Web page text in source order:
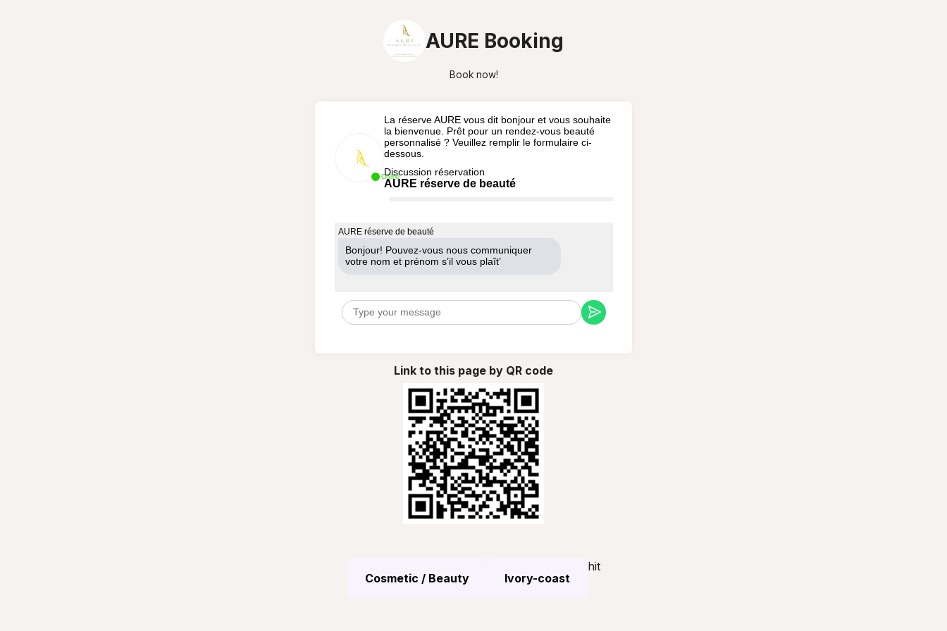
AURE Booking
Book now!
Online
La réserve AURE vous dit bonjour et vous souhaite
la bienvenue. Prêt pour un rendez-vous beauté
personnalisé ? Veuillez remplir le formulaire ci-
dessous.
Discussion réservation
AURE réserve de beauté
AURE réserve de beauté
Bonjour! Pouvez-vous nous communiquer
votre nom et prénom s’il vous plaît’
Link to this page by QR code
Cosmetic / Beauty Ivory-coast
hit